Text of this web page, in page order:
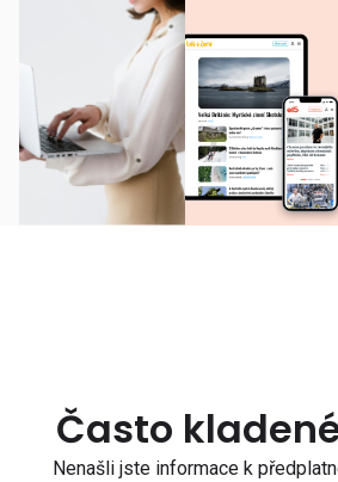
Často
Nenašli jste informace k